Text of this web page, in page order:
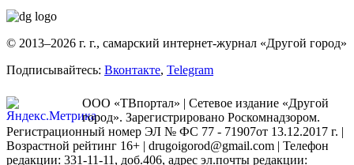
© 2013–2026 г. г., самарский интернет-журнал «Другой город»
Подписывайтесь: Вконтакте, Telegram
ООО «ТВпортал» | Сетевое издание «Другой
город». Зарегистрировано Роскомнадзором.
Регистрационный номер ЭЛ № ФС 77 - 71907от 13.12.2017 г. |
Возрастной рейтинг 16+ | drugoigorod@gmail.com | Телефон
редакции: 331-11-11, доб.406, адрес эл.почты редакции: